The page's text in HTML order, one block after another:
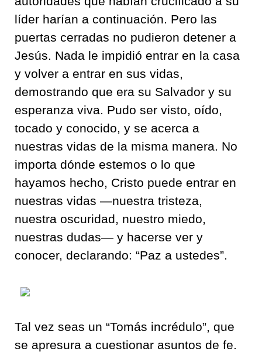
líder harían a continuación. Pero las
puertas cerradas no pudieron detener a
Jesús. Nada le impidió entrar en la casa
y volver a entrar en sus vidas,
demostrando que era su Salvador y su
esperanza viva. Pudo ser visto, oído,
tocado y conocido, y se acerca a
nuestras vidas de la misma manera. No
importa dónde estemos o lo que
hayamos hecho, Cristo puede entrar en
nuestras vidas —nuestra tristeza,
nuestra oscuridad, nuestro miedo,
nuestras dudas— y hacerse ver y
conocer, declarando: “Paz a ustedes”.
Tal vez seas un “Tomás incrédulo”, que
se apresura a cuestionar asuntos de fe.